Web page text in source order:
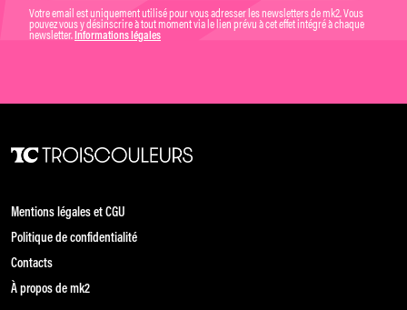
Votre email est uniquement utilisé pour vous adresser les newsletters de mk2. Vous
pouvez vous y désinscrire à tout moment via le lien prévu à cet effet intégré à chaque
newsletter. Informations légales
Mentions légales et CGU
Politique de confidentialité
Contacts
À propos de mk2